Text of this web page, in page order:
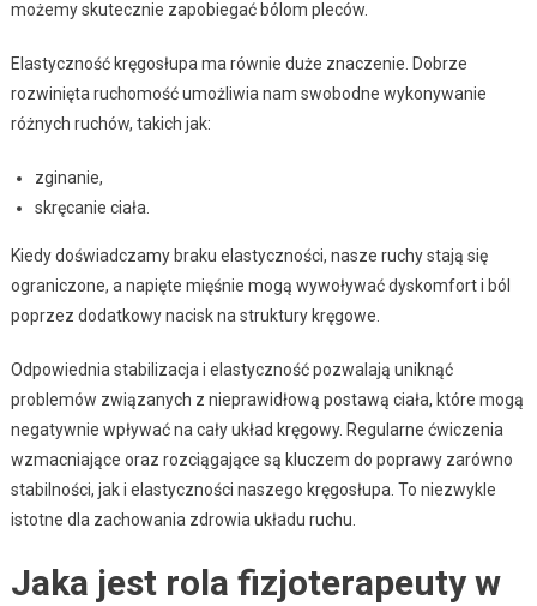
możemy skutecznie zapobiegać bólom pleców.
Elastyczność kręgosłupa ma równie duże znaczenie. Dobrze
rozwinięta ruchomość umożliwia nam swobodne wykonywanie
różnych ruchów, takich jak:
zginanie,
skręcanie ciała.
Kiedy doświadczamy braku elastyczności, nasze ruchy stają się
ograniczone, a napięte mięśnie mogą wywoływać dyskomfort i ból
poprzez dodatkowy nacisk na struktury kręgowe.
Odpowiednia stabilizacja i elastyczność pozwalają uniknąć
problemów związanych z nieprawidłową postawą ciała, które mogą
negatywnie wpływać na cały układ kręgowy. Regularne ćwiczenia
wzmacniające oraz rozciągające są kluczem do poprawy zarówno
stabilności, jak i elastyczności naszego kręgosłupa. To niezwykle
istotne dla zachowania zdrowia układu ruchu.
Jaka jest rola fizjoterapeuty w